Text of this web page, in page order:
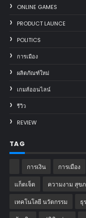
ONLINE GAMES
PRODUCT LAUNCE
POLITICS
การเมือง
ผลิตภัณฑ์ใหม่
เกมส์ออนไลน์
รีวิว
REVIEW
TAG
การเงิน การเมือง
แก็ตเจ็ต ความงาม สุข
เทคโนโลยี นวัตกรรม ธุ